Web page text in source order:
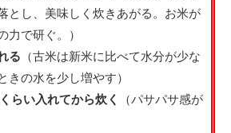
とし、美味しく炊きあがる。お米が
力で研ぐ。）
る （古米は新米に比べて水分が少な
きの水を少し増やす）
らい入れてから炊く
（パサパサ感が